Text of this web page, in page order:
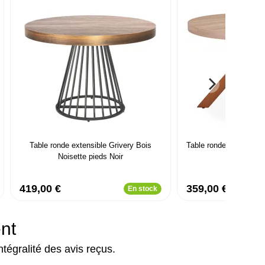
Table ronde extensible Grivery Bois
Noisette pieds Noir
419,00 € En stock
Table ronde
359,00 €
des avis reçus.